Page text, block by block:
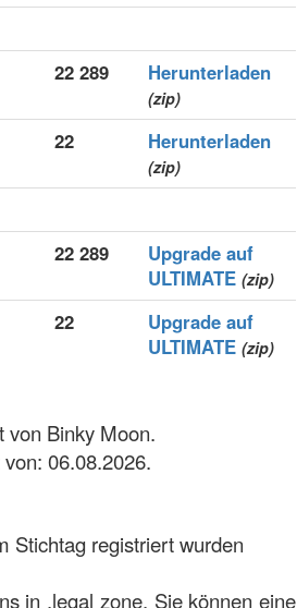
22 289 Herunterladen
(zip)
22 Herunterladen
(zip)
22 289
Upgrade auf
ULTIMATE (zip)
22
Upgrade auf
ULTIMATE (zip)
von Binky Moon.
06.08.2026.
Stichtag registriert wurden
in .legal zone. Sie können eine